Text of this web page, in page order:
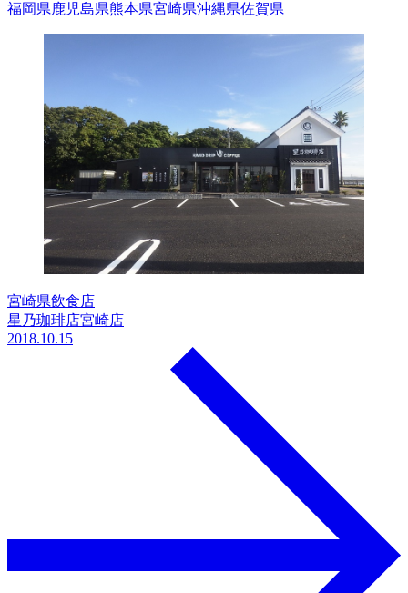
福岡県鹿児島県熊本県宮崎県沖縄県佐賀県
宮崎県飲食店
星乃珈琲店宮崎店
2018.10.15